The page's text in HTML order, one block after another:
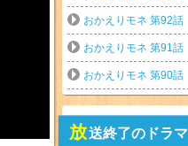
おかえりモネ 第92話
おかえりモネ 第91話
おかえりモネ 第90話
放送終了のドラマ